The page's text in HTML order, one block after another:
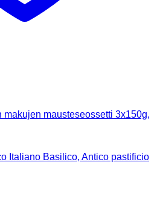
makujen mausteseossetti 3x150g,